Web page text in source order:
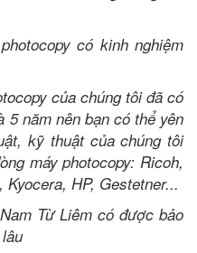
có kinh nghiệm
của chúng tôi đã có
5 năm nên bạn có thể yên
kỹ thuật của chúng tôi
máy photocopy: Ricoh,
HP, Gestetner...
Từ Liêm có được bảo